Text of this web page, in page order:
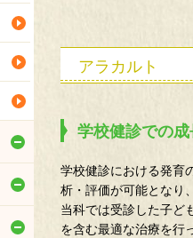
アラカルト
学校健診での
学校健診における発育
析・評価が可能となり
当科では受診した子ど
を含む最適な治療を行